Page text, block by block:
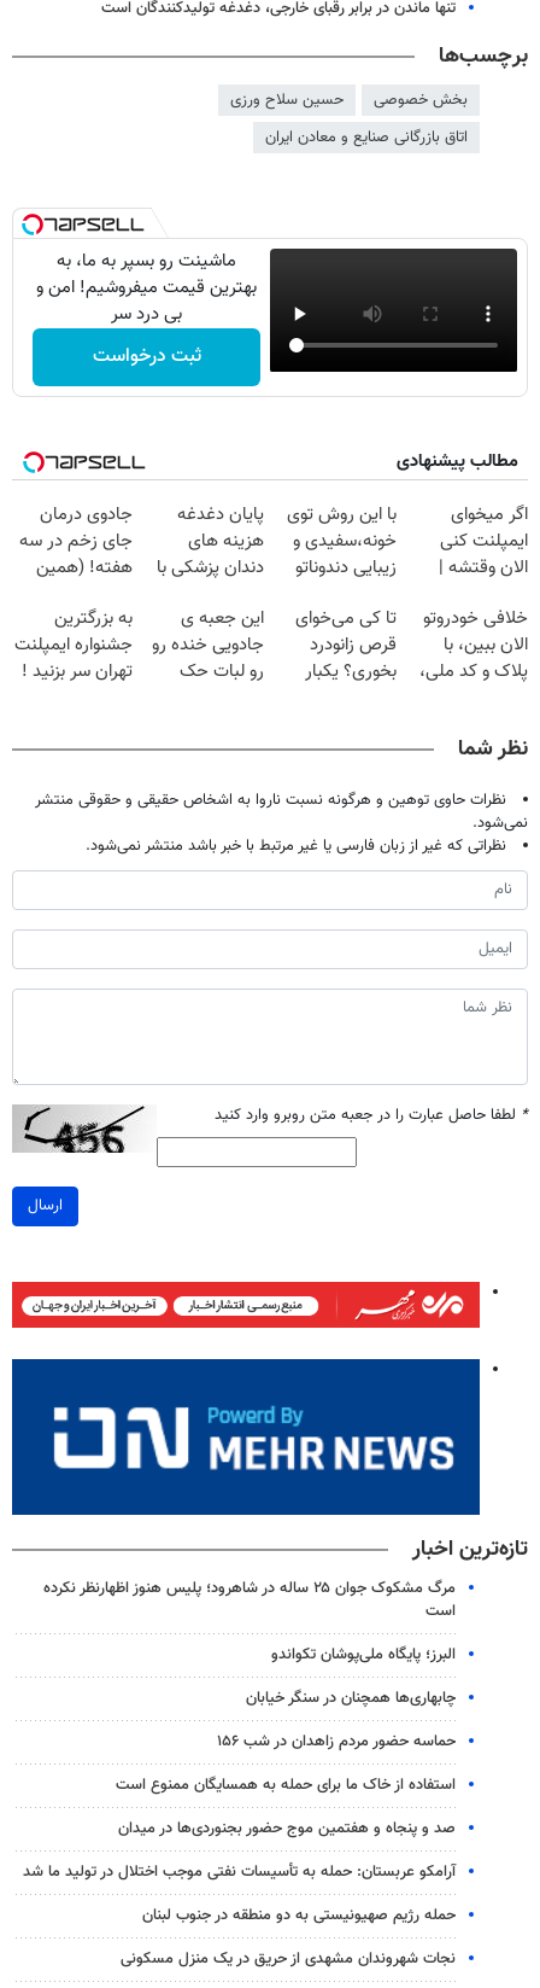
تنها ماندن در برابر رقبای خارجی، دغدغه تولیدکنندگان است
برچسب‌ها
بخش خصوصی
حسین سلاح ورزی
اتاق بازرگانی صنایع و معادن ایران
ماشینت رو بسپر به ما، به
بهترین قیمت میفروشیم! امن و
بی درد سر
ثبت درخواست
مطالب پیشنهادی
اگر میخوای
ایمپلنت کنی
الان وقتشه |
میلیون تومان!!!
با این روش توی
خونه،سفیدی و
زیبایی دندوناتو
(40%off)
پایان دغدغه
هزینه های
دندان پزشکی با
خانگی
جادوی درمان
جای زخم در سه
هفته! (همین
صحبت کنید)
خلافی خودروتو
الان ببین، با
پلاک و کد ملی،
تا کی می‌خوای
قرص زانودرد
بخوری؟ یکبار
این جعبه ی
جادویی خنده رو
رو لبات حک
به بزرگترین
جشنواره ایمپلنت
تهران سر بزنید !
نظر شما
نظرات حاوی توهین و هرگونه نسبت ناروا به اشخاص حقیقی و حقوقی منتشر
نمی‌شود.
نظراتی که غیر از زبان فارسی یا غیر مرتبط با خبر باشد منتشر نمی‌شود.
* لطفا حاصل عبارت را در جعبه متن روبرو وارد کنید
ارسال
تازه‌ترین اخبار
مرگ مشکوک جوان ۲۵ ساله در شاهرود؛ پلیس هنوز اظهارنظر نکرده
است
البرز؛ پایگاه ملی‌پوشان تکواندو
چابهاری‌ها همچنان در سنگر خیابان
حماسه حضور مردم زاهدان در شب ۱۵۶
استفاده از خاک ما برای حمله به همسایگان ممنوع است
صد و پنجاه و هفتمین موج حضور بجنوردی‌ها در میدان
آرامکو عربستان: حمله به تأسیسات نفتی موجب اختلال در تولید ما شد
حمله رژیم صهیونیستی به دو منطقه در جنوب لبنان
نجات شهروندان مشهدی از حریق در یک منزل مسکونی